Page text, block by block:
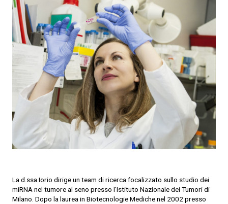
La d.ssa Iorio dirige un team di ricerca focalizzato sullo studio dei
miRNA nel tumore al seno presso l’Istituto Nazionale dei Tumori di
Milano. Dopo la laurea in Biotecnologie Mediche nel 2002 presso